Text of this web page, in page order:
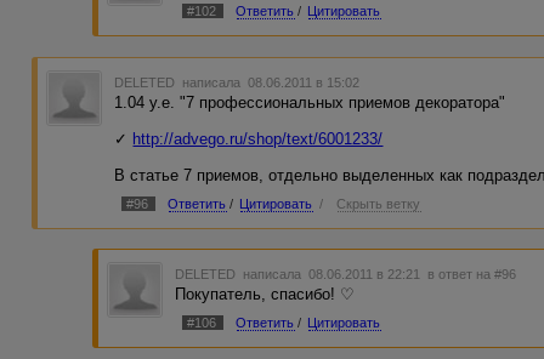
#102 Ответить / Цитировать
DELETED написала 08.06.2011 в 15:02
1.04 у.е. "7 профессиональных приемов декоратора"
✓ http://advego.ru/shop/text/6001233/
В статье 7 приемов, отдельно выделенных как
#96 Ответить / Цитировать / Скрыть ветку
DELETED написала 08.06.2011 в 22:21 в ответ на #96
Покупатель, спасибо! ♡
#106 Ответить / Цитировать